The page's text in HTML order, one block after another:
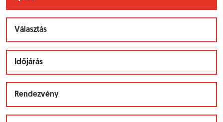
Választás
Időjárás
Rendezvény